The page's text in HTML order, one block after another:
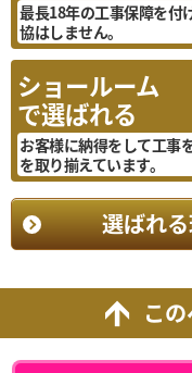
最長18年の工事保障を付
協はしません。
ショールーム
で選ばれる
お客様に納得をして工事
を取り揃えています。
選ばれ
こ